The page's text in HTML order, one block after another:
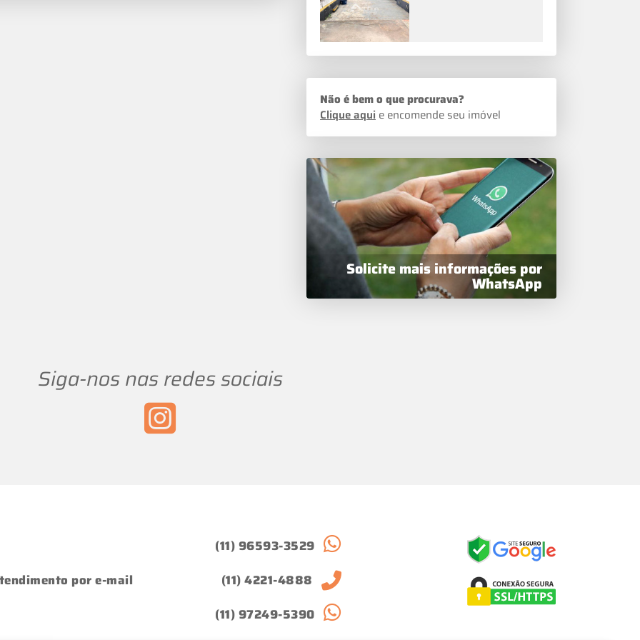
Não é bem o que procurava?
Clique aqui e encomende seu imóvel
Solicite mais informações por
WhatsApp
Siga-nos nas redes sociais
por e-mail
(11) 96593-3529
(11) 4221-4888
(11) 97249-5390